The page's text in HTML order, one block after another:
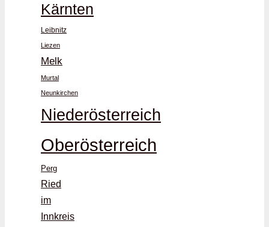
Kärnten
Leibnitz
Liezen
Melk
Murtal
Neunkirchen
Niederösterreich
Oberösterreich
Perg
Ried
im
Innkreis